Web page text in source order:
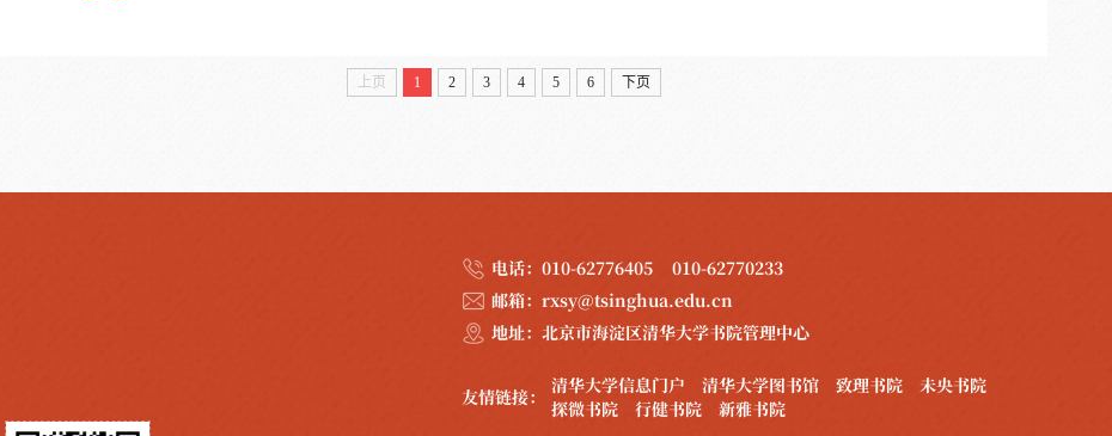
上页 1 2 3 4 5 6 下页
电话：010-62776405 010-62770233
邮箱：rxsy@tsinghua.edu.cn
地址：北京市海淀区清华大学书院管理中心
友情链接： 清华大学信息门户 清华大学图书馆 致理书院
未央书院
探微书院
行健书院 新雅书院